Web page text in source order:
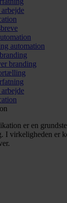
automation
branding
er en
I virkeligheden er